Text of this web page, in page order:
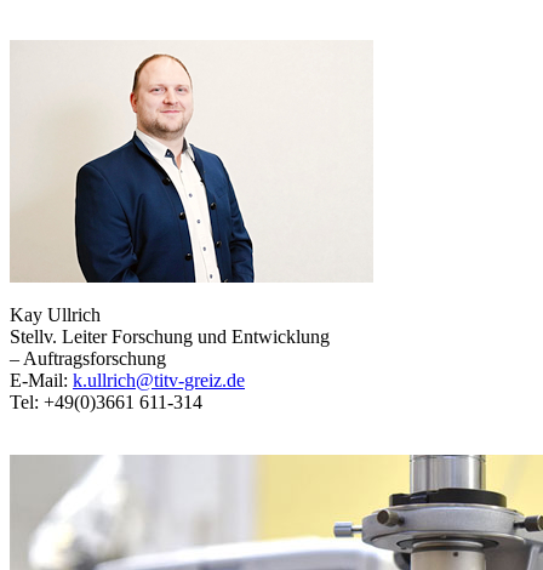
Kay Ullrich
Stellv. Leiter Forschung und Entwicklung
– Auftragsforschung
E-Mail: k.ullrich@titv-greiz.de
Tel: +49(0)3661 611-314